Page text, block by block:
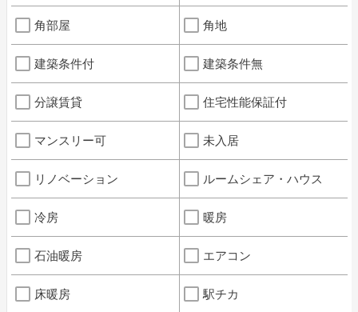
角部屋 角地
建築条件付 建築条件無
分譲賃貸 住宅性能保証付
マンスリー可 未入居
リノベーション ルームシェア・ハウス
冷房 暖房
石油暖房 エアコン
床暖房 駅チカ